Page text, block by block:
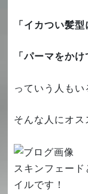
「イカつい髪
「パーマをか
っていう人もい
そんな人にオス
スキンフェー
イルです！